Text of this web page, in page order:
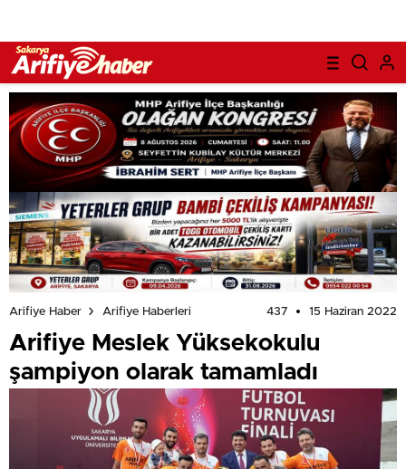
Arifiye Haber Arifiye Haberleri 437 15 Haziran 2022
Arifiye Meslek Yüksekokulu
şampiyon olarak tamamladı